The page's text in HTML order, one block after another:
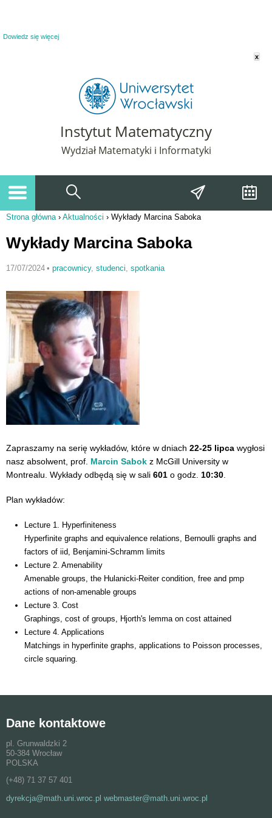
Dowiedz się więcej
x
Instytut Matematyczny
Wydział Matematyki i Informatyki
Strona główna› Aktualności › Wykłady Marcina Saboka
Wykłady Marcina Saboka
17/07/2024 • pracownicy, studenci, spotkania
Zapraszamy na serię wykładów, które w dniach 22-25 lipca wygłosi
nasz absolwent, prof. Marcin Sabok z McGill University w
Montrealu. Wykłady odbędą się w sali 601 o godz. 10:30
Plan wykładów:
Lecture 1. Hyperfiniteness
Hyperfinite graphs and equivalence relations, Bernoulli graphs and
factors of iid, Benjamini-Schramm limits
Lecture 2. Amenability
Amenable groups, the Hulanicki-Reiter condition, free and pmp
actions of non-amenable groups
Lecture 3. Cost
Graphings, cost of groups, Hjorth's lemma on cost attained
Lecture 4. Applications
Matchings in hyperfinite graphs, applications to Poisson processes,
circle squaring.
Dane kontaktowe
pl. Grunwaldzki 2
50-384 Wrocław
POLSKA
(+48) 71 37 57 401
dyrekcja@math.uni.wroc.pl webmaster@math.uni.wroc.pl